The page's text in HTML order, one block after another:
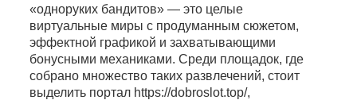
«одноруких бандитов» — это целые
виртуальные миры с продуманным сюжетом,
эффектной графикой и захватывающими
бонусными механиками. Среди площадок, где
собрано множество таких развлечений, стоит
выделить портал https://dobroslot.top/,